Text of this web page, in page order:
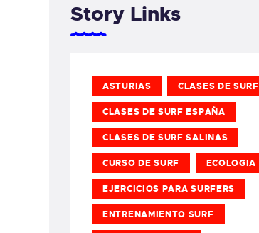
Story Links
ASTURIAS CLASES DE SURF
CLASES DE SURF ESPAÑA
CLASES DE SURF SALINAS
CURSO DE SURF ECOLOGIA
EJERCICIOS PARA SURFERS
ENTRENAMIENTO SURF